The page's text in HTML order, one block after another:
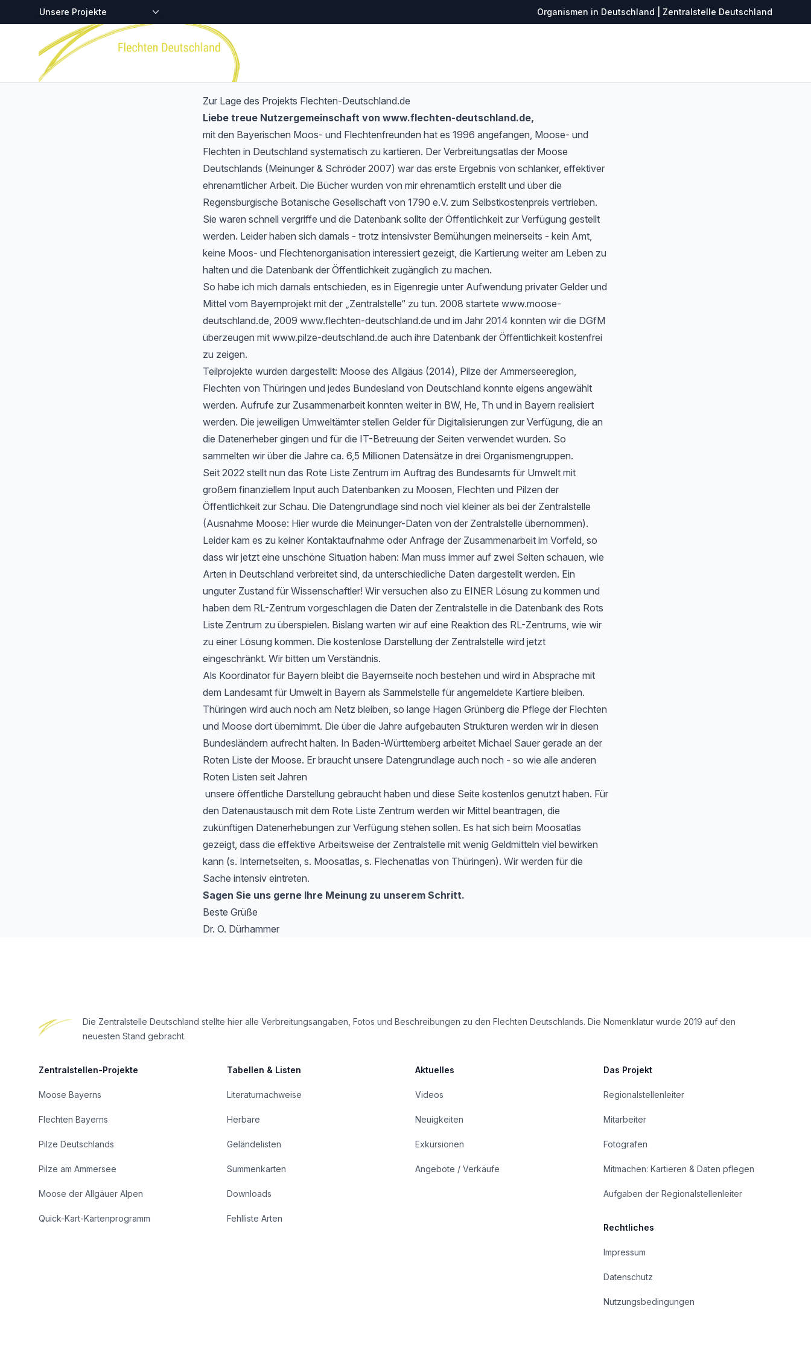
Zentralstellen-Projekte Organismen in Deutschland | Zentralstelle Deutschland
Startseite
Zur Lage des Projekts Flechten-Deutschland.de
Liebe treue Nutzergemeinschaft von www.flechten-deutschland.de,
mit den Bayerischen Moos- und Flechtenfreunden hat es 1996 angefangen, Moose- und
Flechten in Deutschland systematisch zu kartieren. Der Verbreitungsatlas der Moose
Deutschlands (Meinunger & Schröder 2007) war das erste Ergebnis von schlanker, effektiver
ehrenamtlicher Arbeit. Die Bücher wurden von mir ehrenamtlich erstellt und über die
Regensburgische Botanische Gesellschaft von 1790 e.V. zum Selbstkostenpreis vertrieben.
Sie waren schnell vergriffe und die Datenbank sollte der Öffentlichkeit zur Verfügung gestellt
werden. Leider haben sich damals - trotz intensivster Bemühungen meinerseits - kein Amt,
keine Moos- und Flechtenorganisation interessiert gezeigt, die Kartierung weiter am Leben zu
halten und die Datenbank der Öffentlichkeit zugänglich zu machen.
So habe ich mich damals entschieden, es in Eigenregie unter Aufwendung privater Gelder und
Mittel vom Bayernprojekt mit der „Zentralstelle“ zu tun. 2008 startete www.moose-
deutschland.de, 2009 www.flechten-deutschland.de und im Jahr 2014 konnten wir die DGfM
überzeugen mit www.pilze-deutschland.de auch ihre Datenbank der Öffentlichkeit kostenfrei
zu zeigen.
Teilprojekte wurden dargestellt: Moose des Allgäus (2014), Pilze der Ammerseeregion,
Flechten von Thüringen und jedes Bundesland von Deutschland konnte eigens angewählt
werden. Aufrufe zur Zusammenarbeit konnten weiter in BW, He, Th und in Bayern realisiert
werden. Die jeweiligen Umweltämter stellen Gelder für Digitalisierungen zur Verfügung, die an
die Datenerheber gingen und für die IT-Betreuung der Seiten verwendet wurden. So
sammelten wir über die Jahre ca. 6,5 Millionen Datensätze in drei Organismengruppen.
Seit 2022 stellt nun das Rote Liste Zentrum im Auftrag des Bundesamts für Umwelt mit
großem finanziellem Input auch Datenbanken zu Moosen, Flechten und Pilzen der
Öffentlichkeit zur Schau. Die Datengrundlage sind noch viel kleiner als bei der Zentralstelle
(Ausnahme Moose: Hier wurde die Meinunger-Daten von der Zentralstelle übernommen).
Leider kam es zu keiner Kontaktaufnahme oder Anfrage der Zusammenarbeit im Vorfeld, so
dass wir jetzt eine unschöne Situation haben: Man muss immer auf zwei Seiten schauen, wie
Arten in Deutschland verbreitet sind, da unterschiedliche Daten dargestellt werden. Ein
unguter Zustand für Wissenschaftler! Wir versuchen also zu EINER Lösung zu kommen und
haben dem RL-Zentrum vorgeschlagen die Daten der Zentralstelle in die Datenbank des Rots
Liste Zentrum zu überspielen. Bislang warten wir auf eine Reaktion des RL-Zentrums, wie wir
zu einer Lösung kommen. Die kostenlose Darstellung der Zentralstelle wird jetzt
eingeschränkt. Wir bitten um Verständnis.
Als Koordinator für Bayern bleibt die Bayernseite noch bestehen und wird in Absprache mit
dem Landesamt für Umwelt in Bayern als Sammelstelle für angemeldete Kartiere bleiben.
Thüringen wird auch noch am Netz bleiben, so lange Hagen Grünberg die Pflege der Flechten
und Moose dort übernimmt. Die über die Jahre aufgebauten Strukturen werden wir in diesen
Bundesländern aufrecht halten. In Baden-Württemberg arbeitet Michael Sauer gerade an der
Roten Liste der Moose. Er braucht unsere Datengrundlage auch noch - so wie alle anderen
Roten Listen seit Jahren
unsere öffentliche Darstellung gebraucht haben und diese Seite kostenlos genutzt haben. Für
den Datenaustausch mit dem Rote Liste Zentrum werden wir Mittel beantragen, die
zukünftigen Datenerhebungen zur Verfügung stehen sollen. Es hat sich beim Moosatlas
gezeigt, dass die effektive Arbeitsweise der Zentralstelle mit wenig Geldmitteln viel bewirken
kann (s. Internetseiten, s. Moosatlas, s. Flechenatlas von Thüringen). Wir werden für die
Sache intensiv eintreten.
Sagen Sie uns gerne Ihre Meinung zu unserem Schritt.
Beste Grüße
Dr. O. Dürhammer
Die Zentralstelle Deutschland stellte hier alle Verbreitungsangaben, Fotos und Beschreibungen zu den Flechten Deutschlands. Die Nomenklatur wurde 2019 auf den
neuesten Stand gebracht.
Zentralstellen-Projekte
Moose Bayerns
Flechten Bayerns
Pilze Deutschlands
Pilze am Ammersee
Moose der Allgäuer Alpen
Quick-Kart-Kartenprogramm
Tabellen & Listen
Literaturnachweise
Herbare
Geländelisten
Summenkarten
Downloads
Fehlliste Arten
Aktuelles
Videos
Neuigkeiten
Exkursionen
Angebote / Verkäufe
Das Projekt
Regionalstellenleiter
Mitarbeiter
Fotografen
Mitmachen: Kartieren & Daten pflegen
Aufgaben der Regionalstellenleiter
Rechtliches
Impressum
Datenschutz
Nutzungsbedingungen